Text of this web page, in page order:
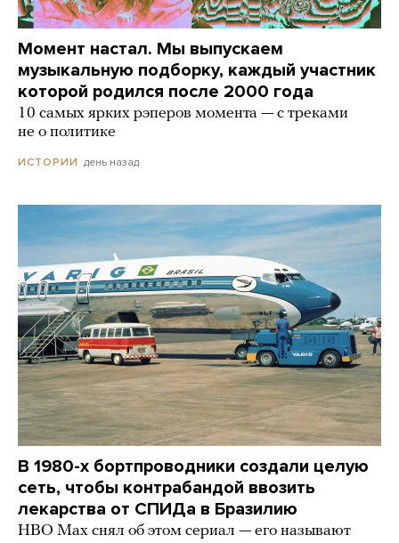
Момент настал. Мы выпускаем
музыкальную подборку, каждый участник
которой родился после 2000 года
10 самых ярких рэперов момента — с треками
не о политике
ИСТОРИИ день назад
В 1980-х бортпроводники создали целую
сеть, чтобы контрабандой ввозить
лекарства от СПИДа в Бразилию
HBO Max снял об этом сериал — его называют